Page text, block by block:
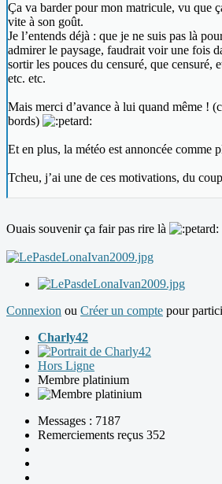
Ça va barder pour mon matricule, vu que
vite à son goût.
Je l’entends déjà : que je ne suis pas là
admirer le paysage, faudrait voir une fois
sortir les pouces du censuré, que censuré,
etc. etc.
Mais merci d’avance à lui quand même !
bords)
Et en plus, la météo est annoncée comme
Tcheu, j’ai une de ces motivations, du
Ouais souvenir ça fair pas rire là
Connexion ou Créer un compte pour
Charly42
Hors Ligne
Membre platinium
Messages : 7187
Remerciements reçus 352